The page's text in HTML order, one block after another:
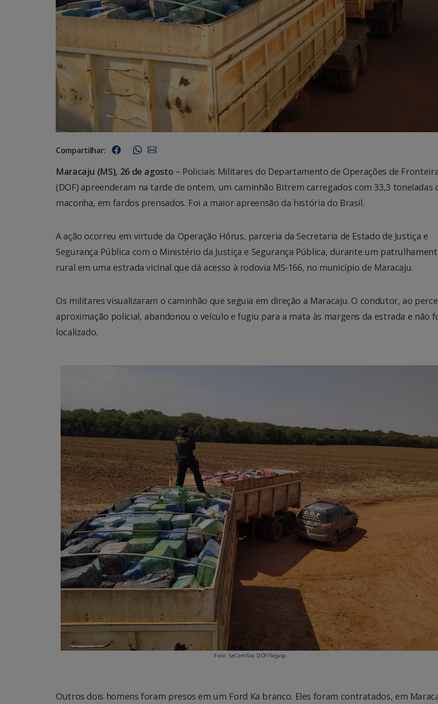
Compartilhar:
Maracaju (MS), 26 de agosto – Policiais Militares do Departamento de Operações de
(DOF) apreenderam na tarde de ontem, um caminhão Bitrem carregados com 33,3 toneladas
maconha, em fardos prensados. Foi a maior apreensão da história do Brasil.
A ação ocorreu em virtude da Operação Hórus, parceria da Secretaria de Estado de Justiça e
Segurança Pública com o Ministério da Justiça e Segurança Pública, durante um
rural em uma estrada vicinal que dá acesso à rodovia MS-166, no município de Maracaju.
Os militares visualizaram o caminhão que seguia em direção a Maracaju. O condutor, ao
aproximação policial, abandonou o veículo e fugiu para a mata às margens da estrada e não
localizado.
Foto: SeComSoc DOF/Sejusp.
Outros dois homens foram presos em um Ford Ka branco. Eles foram contratados, em